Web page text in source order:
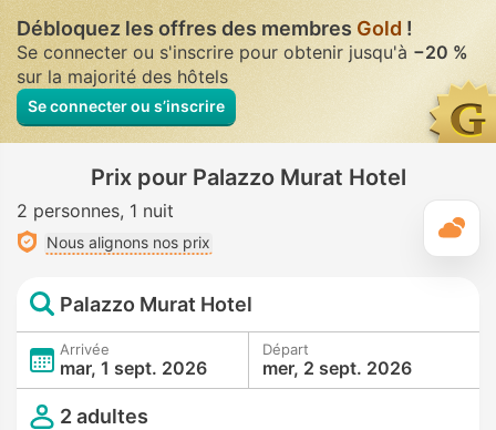
proximité
Débloquez les offres des membres Gold !
Se connecter ou s'inscrire pour obtenir jusqu'à −20 %
sur la majorité des hôtels
Se connecter ou s’inscrire
Prix pour Palazzo Murat Hotel
2 personnes 1 nuit
Nous alignons nos prix
Palazzo Murat Hotel
Arrivée
mar, 1 sept. 2026
Départ
mer, 2 sept. 2026
2 adultes